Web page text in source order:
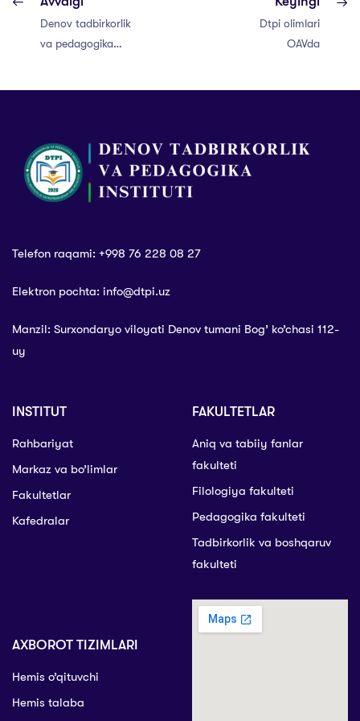
Denov tadbirkorlik
va pedagogika
Dtpi olimlari
OAVda
Telefon raqami: +998 76 228 08 27
Elektron pochta: info@dtpi.uz
Manzil: Surxondaryo viloyati Denov tumani Bog’ ko’chasi 112-
uy
INSTITUT
Rahbariyat
Markaz va bo’limlar
Fakultetlar
Kafedralar
FAKULTETLAR
Aniq va tabiiy fanlar
fakulteti
Filologiya fakulteti
Pedagogika fakulteti
Tadbirkorlik va boshqaruv
fakulteti
AXBOROT TIZIMLARI
Hemis o’qituvchi
Hemis talaba